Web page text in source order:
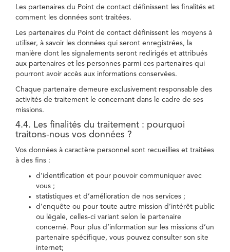
Les partenaires du Point de contact définissent les finalités et
comment les données sont traitées.
Les partenaires du Point de contact définissent les moyens à
utiliser, à savoir les données qui seront enregistrées, la
manière dont les signalements seront redirigés et attribués
aux partenaires et les personnes parmi ces partenaires qui
pourront avoir accès aux informations conservées.
Chaque partenaire demeure exclusivement responsable des
activités de traitement le concernant dans le cadre de ses
missions.
4.4. Les finalités du traitement : pourquoi
traitons-nous vos données ?
Vos données à caractère personnel sont recueillies et traitées
à des fins :
d’identification et pour pouvoir communiquer avec
vous ;
statistiques et d’amélioration de nos services ;
d’enquête ou pour toute autre mission d’intérêt public
ou légale, celles-ci variant selon le partenaire
concerné. Pour plus d’information sur les missions d’un
partenaire spécifique, vous pouvez consulter son site
internet;